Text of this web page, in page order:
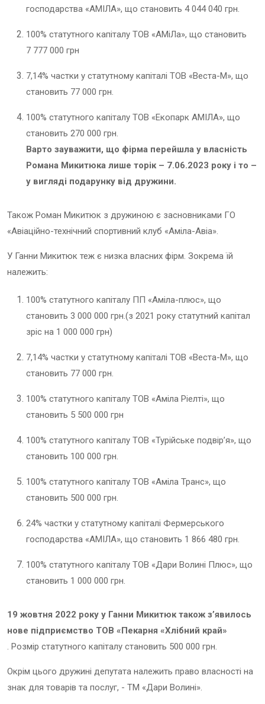
господарства «АМІЛА», що становить 4 044 040 грн.
100% статутного капіталу ТОВ «АМіЛа», що становить
7 777 000 грн
7,14% частки у статутному капіталі ТОВ «Веста-М», що
становить 77 000 грн.
100% статутного капіталу ТОВ «Екопарк АМІЛА», що
становить 270 000 грн.
Варто зауважити, що фірма перейшла у власність
Романа Микитюка лише торік – 7.06.2023 року і то –
у вигляді подарунку від дружини.
Також Роман Микитюк з дружиною є засновниками ГО
«Авіаційно-технічний спортивний клуб «Аміла-Авіа».
У Ганни Микитюк теж є низка власних фірм. Зокрема їй
належить:
100% статутного капіталу ПП «Аміла-плюс», що
становить 3 000 000 грн.(з 2021 року статутний капітал
зріс на 1 000 000 грн)
7,14% частки у статутному капіталі ТОВ «Веста-М», що
становить 77 000 грн.
100% статутного капіталу ТОВ «Аміла Ріелті», що
становить 5 500 000 грн
100% статутного капіталу ТОВ «Турійське подвір’я», що
становить 100 000 грн.
100% статутного капіталу ТОВ «Аміла Транс», що
становить 500 000 грн.
24% частки у статутному капіталі Фермерського
господарства «АМІЛА», що становить 1 866 480 грн.
100% статутного капіталу ТОВ «Дари Волині Плюс», що
становить 1 000 000 грн.
19 жовтня 2022 року у Ганни Микитюк також з’явилось
нове підприємство ТОВ «Пекарня «Хлібний край»
. Розмір статутного капіталу становить 500 000 грн.
Окрім цього дружині депутата належить право власності на
знак для товарів та послуг, - ТМ «Дари Волині».